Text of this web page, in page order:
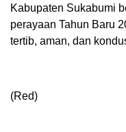
Kabupaten Sukabumi
perayaan Tahun Baru
tertib, aman, dan
(Red)